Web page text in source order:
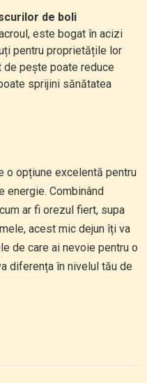
de boli
este bogat în acizi
pentru proprietățile lor
de pește poate reduce
sprijini sănătatea
o opțiune excelentă pentru
energie. Combinând
ar fi orezul fiert, supa
acest mic dejun îți va
de care ai nevoie pentru o
diferența în nivelul tău de